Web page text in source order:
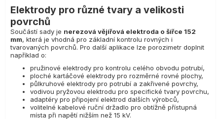
Elektrody pro různé tvary a velikosti
povrchů
Součástí sady je nerezová vějířová elektroda o šířce 152
mm, která je vhodná pro základní kontrolu rovných i
tvarovaných povrchů. Pro další aplikace lze porozimetr doplnit
například o:
pružinové elektrody pro kontrolu celého obvodu potrubí,
ploché kartáčové elektrody pro rozměrné rovné plochy,
půlkruhové elektrody pro potrubí a zakřivené povrchy,
vodivou pryžovou elektrodu pro specifické tvary povrchu,
adaptéry pro připojení elektrod dalších výrobců,
volitelné kabelové ruční držadlo pro obtížně přístupná
místa při napětí nižším než 15 kV.